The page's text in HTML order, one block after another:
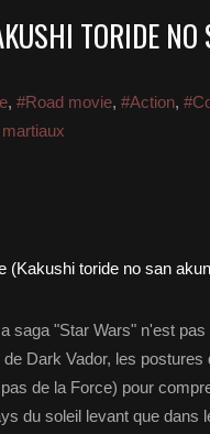
TORIDE
, #Road movie, #Action,
saga "Star Wars" n'est
Dark Vador, les
de la Force) pour
du soleil levant que dans